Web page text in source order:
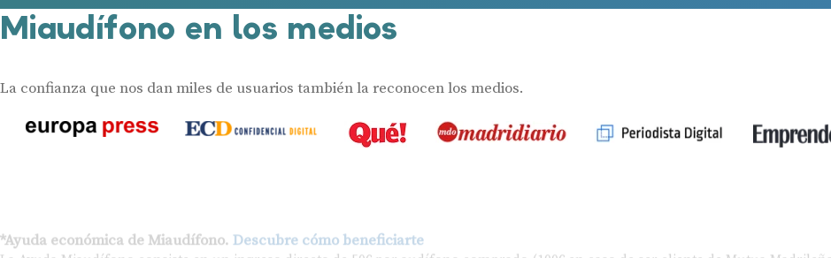
Miaudífono en los medios
La confianza que nos dan miles de usuarios también la reconocen los medios.
La Ayuda Miaudífono consiste en un ingreso directo de 50€ por audífono comprado (100€ en caso de ser cliente de Mutua Madrileña)
siempre que se cumplan las siguientes condiciones: